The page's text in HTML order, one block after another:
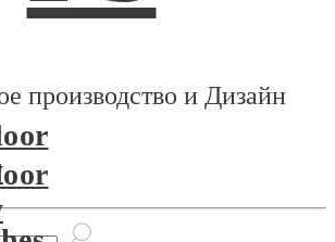
производство и Дизайн